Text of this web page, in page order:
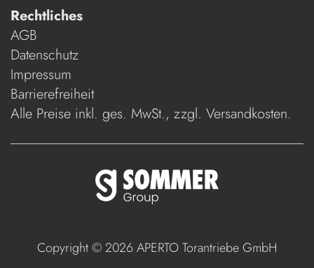
Rechtliches
AGB
Datenschutz
Impressum
Barrierefreiheit
Alle Preise inkl. ges. MwSt., zzgl. Versandkosten.
Copyright © 2026 APERTO Torantriebe GmbH